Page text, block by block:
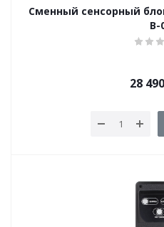
Сменный сенсорный
В-
28 490